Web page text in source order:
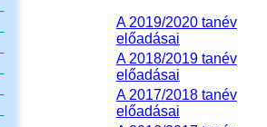
A 2019/2020 tanév
előadásai
A 2018/2019 tanév
előadásai
A 2017/2018 tanév
előadásai